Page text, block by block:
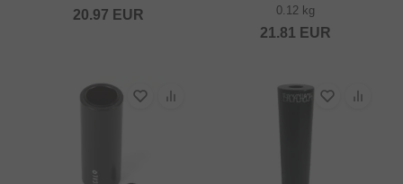
20.97 EUR 0.12 kg
21.81 EUR